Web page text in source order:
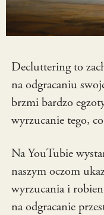
Decluttering to
na odgracaniu
brzmi bardzo
wyrzucanie tego,
Na YouTubie
naszym oczom
wyrzucania i
na odgracanie